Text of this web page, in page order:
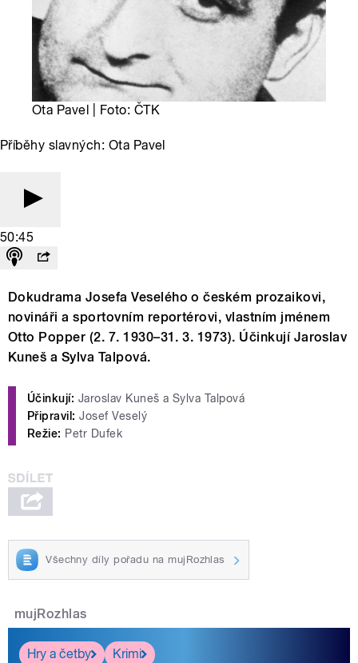
Ota Pavel | Foto: ČTK
Příběhy slavných: Ota Pavel
50:45
Dokudrama Josefa Veselého o českém prozaikovi,
novináři a sportovním reportérovi, vlastním jménem
Otto Popper (2. 7. 1930–31. 3. 1973). Účinkují Jaroslav
Kuneš a Sylva Talpová.
Účinkují: Jaroslav Kuneš a Sylva Talpová
Připravil: Josef Veselý
Režie: Petr Dufek
Všechny díly pořadu na mujRozhlas
mujRozhlas
Hry a četby
Krimi